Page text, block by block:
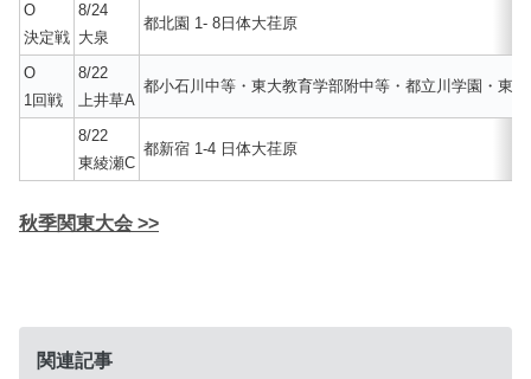
O
決定戦
8/24
大泉
都北園 1- 8日体大荏原
O
1回戦
8/22
上井草A
都小石川中等・東大教育学部附中等・都立川学園・東
8/22
東綾瀬C
都新宿 1-4 日体大荏原
秋季関東大会 >>
関連記事